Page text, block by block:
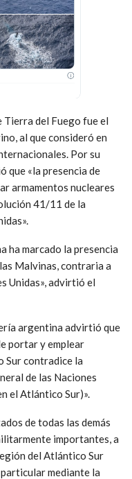
Tierra del Fuego fue el
al que consideró en
Por su
que «la presencia de
armamentos nucleares
41/11 de la
ha marcado la presencia
Malvinas, contraria a
Unidas», advirtió el
argentina advirtió que
portar y emplear
Sur contradice la
de las Naciones
el Atlántico Sur)».
de todas las demás
importantes, a
del Atlántico Sur
mediante la